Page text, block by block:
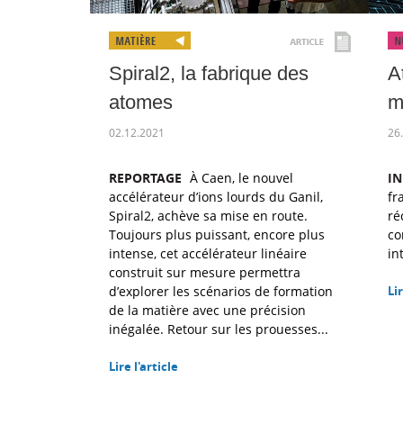
Spiral2, la fabrique des
atomes
02.12.2021
REPORTAGE À Caen, le nouvel
accélérateur d’ions lourds du Ganil,
Spiral2, achève sa mise en route.
Toujours plus puissant, encore plus
intense, cet accélérateur linéaire
construit sur mesure permettra
d’explorer les scénarios de formation
de la matière avec une précision
inégalée. Retour sur les prouesses...
Lire l'article